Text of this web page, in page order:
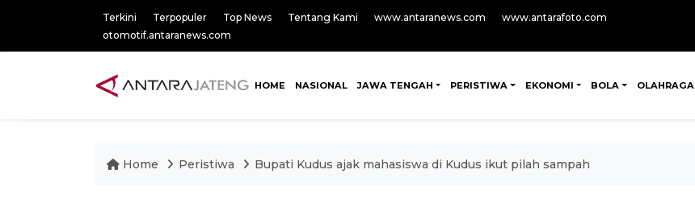
Terkini Terpopuler Top News Tentang Kami www.antaranews.com
www.antarafoto.com
otomotif.antaranews.com
HOME NASIONAL JAWA TENGAH PERISTIWA EKONOMI BOLA OLAHRAGA
Home Peristiwa Bupati Kudus ajak mahasiswa di Kudus ikut pilah sampah